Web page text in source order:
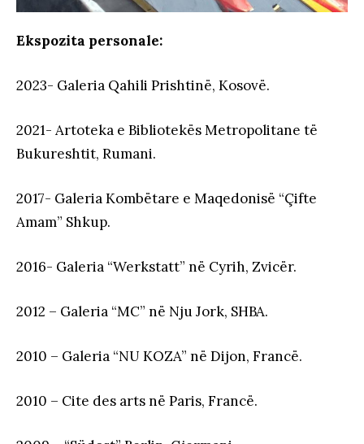
Ekspozita personale:
2023- Galeria Qahili Prishtinë, Kosovë.
2021- Artoteka e Bibliotekës Metropolitane të
Bukureshtit, Rumani.
2017- Galeria Kombëtare e Maqedonisë “Çifte
Amam” Shkup.
2016- Galeria “Werkstatt” në Cyrih, Zvicër.
2012 – Galeria “MC” në Nju Jork, SHBA.
2010 – Galeria “NU KOZA” në Dijon, Francë.
2010 – Cite des arts në Paris, Francë.